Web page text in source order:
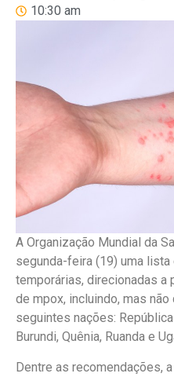
10:30 am
A Organização Mundial da
segunda-feira (19) uma
temporárias, direcionadas
de mpox, incluindo, mas
seguintes nações:
Burundi, Quênia, Ruanda e
Dentre as recomendações,